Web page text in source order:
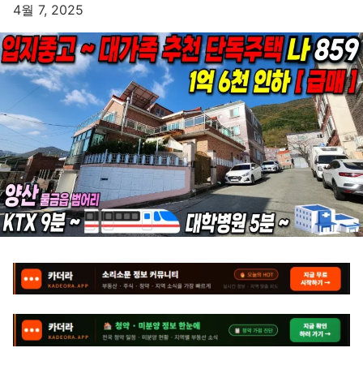
4월 7, 2025